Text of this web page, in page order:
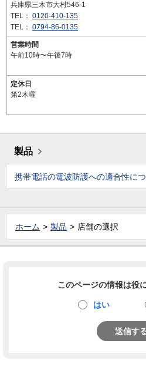
兵庫県三木市大村546-1
TEL： 0120-410-135
TEL： 0794-86-0135
営業時間
午前10時〜午後7時
定休日
第2木曜
製品
携帯電話の電波防護への適合性に
ホーム 製品 店舗の選択
このページの情報は役
はい
送信す